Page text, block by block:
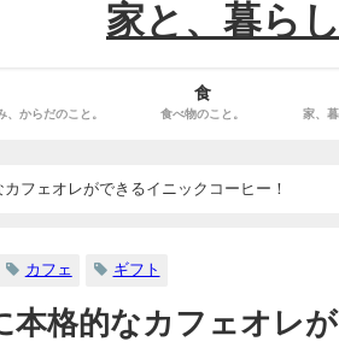
家と、暮ら
、からだのこと。
食
食べ物のこと。 家、暮
フェオレができるイニックコーヒー！
カフェ ギフト
本格的なカフェオレ